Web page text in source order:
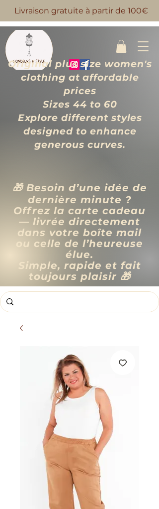
Livraison gratuite à partir de 100€
Original plus size women's
clothing at affordable
prices
Sizes 44 to 60
Explore different styles
designed to enhance
generous curves.
🎁 Besoin d’une idée de
dernière minute ?
Offrez la carte cadeau
— livrée directement
dans votre boîte mail
ou celle de l’heureuse
élue.
Simple, rapide et fait
toujours plaisir 🎁